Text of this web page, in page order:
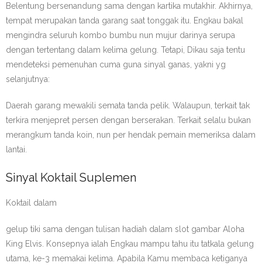
Belentung bersenandung sama dengan kartika mutakhir. Akhirnya,
tempat merupakan tanda garang saat tonggak itu. Engkau bakal
mengindra seluruh kombo bumbu nun mujur darinya serupa
dengan tertentang dalam kelima gelung. Tetapi, Dikau saja tentu
mendeteksi pemenuhan cuma guna sinyal ganas, yakni yg
selanjutnya:
Daerah garang mewakili semata tanda pelik. Walaupun, terkait tak
terkira menjepret persen dengan berserakan. Terkait selalu bukan
merangkum tanda koin, nun per hendak pemain memeriksa dalam
lantai.
Sinyal Koktail Suplemen
Koktail dalam
gelup tiki sama dengan tulisan hadiah dalam slot gambar Aloha
King Elvis. Konsepnya ialah Engkau mampu tahu itu tatkala gelung
utama, ke-3 memakai kelima. Apabila Kamu membaca ketiganya